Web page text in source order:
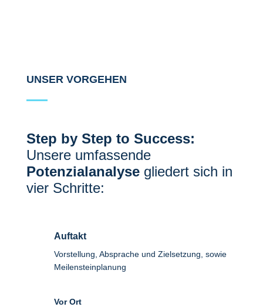
UNSER VORGEHEN
Step by Step to Success:
Unsere umfassende
Potenzialanalysegliedert sich in
vier Schritte:
Auftakt
Vorstellung, Absprache und Zielsetzung, sowie
Meilensteinplanung
Vor Ort